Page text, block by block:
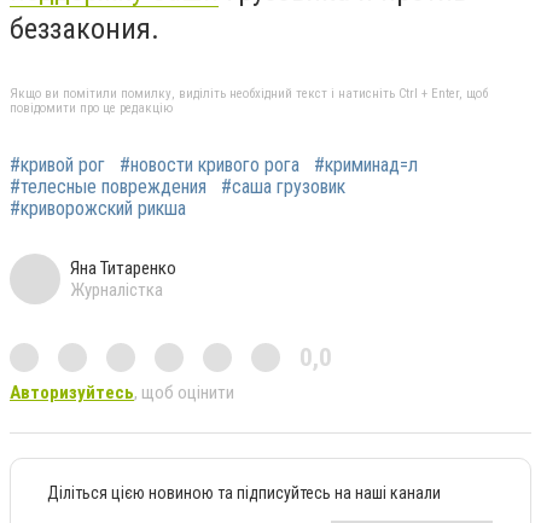
беззакония.
Якщо ви помітили помилку, виділіть необхідний текст і натисніть Ctrl + Enter, щоб
повідомити про це редакцію
#кривой рог #новости кривого рога
#криминад=л
#телесные повреждения
#саша грузовик
#криворожский рикша
Яна Титаренко
Журналістка
0,0
Авторизуйтесь, щоб оцінити
Діліться цією новиною та підписуйтесь на наші канали